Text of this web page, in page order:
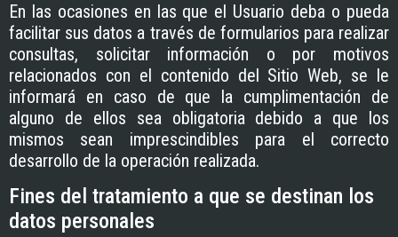
En las ocasiones en las que el Usuario deba o pueda
facilitar sus datos a través de formularios para realizar
consultas, solicitar información o por motivos
relacionados con el contenido del Sitio Web, se le
informará en caso de que la cumplimentación de
alguno de ellos sea obligatoria debido a que los
mismos sean imprescindibles para el correcto
desarrollo de la operación realizada.
Fines del tratamiento a que se destinan los
datos personales